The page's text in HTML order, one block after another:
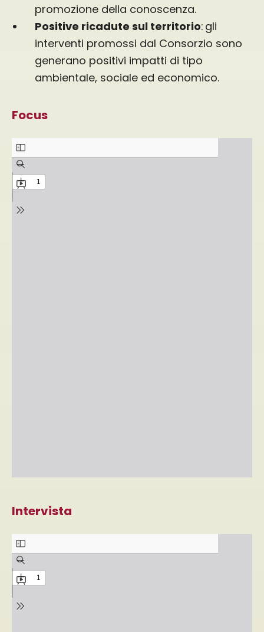
promozione della conoscenza.
Positive ricadute sul territorio: gli
interventi promossi dal Consorzio sono
generano positivi impatti di tipo
ambientale, sociale ed economico.
Focus
Intervista